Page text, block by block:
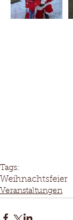
Tags:
Weihnachtsfeier
Veranstaltungen